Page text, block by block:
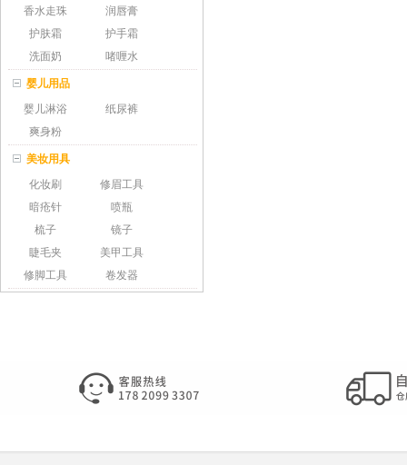
香水走珠
润唇膏
护肤霜
护手霜
洗面奶
啫喱水
婴儿用品
婴儿淋浴
纸尿裤
爽身粉
美妆用具
化妆刷
修眉工具
暗疮针
喷瓶
梳子
镜子
睫毛夹
美甲工具
修脚工具
卷发器